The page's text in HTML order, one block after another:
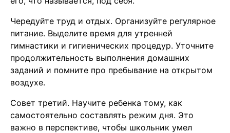
Чередуйте труд и отдых. Организуйте регулярное
питание. Выделите время для утренней
гимнастики и гигиенических процедур. Уточните
продолжительность выполнения домашних
заданий и помните про пребывание на открытом
воздухе.
Совет третий. Научите ребенка тому, как
самостоятельно составлять режим дня. Это
важно в перспективе, чтобы школьник умел